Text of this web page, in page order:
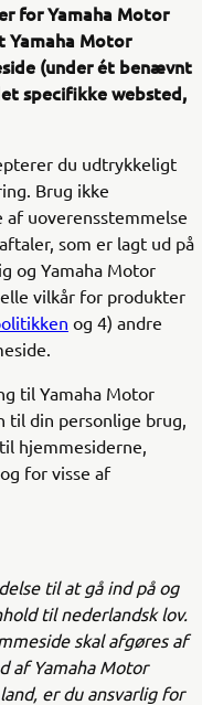
for Yamaha Motor
Yamaha Motor
(under ét benævnt
specifikke websted,
du udtrykkeligt
Brug ikke
uoverensstemmelse
som er lagt ud på
og Yamaha Motor
vilkår for produkter
og 4) andre
til Yamaha Motor
til din personlige brug,
hjemmesiderne,
for visse af
til at gå ind på og
til nederlandsk lov.
skal afgøres af
af Yamaha Motor
er du ansvarlig for